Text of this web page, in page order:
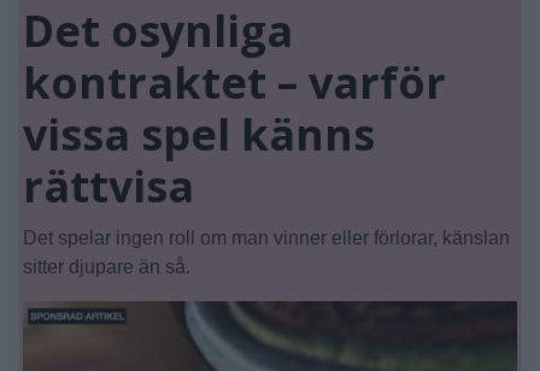
Det osynliga
kontraktet – varför
vissa spel känns
rättvisa
Det spelar ingen roll om man vinner eller förlorar, känslan
sitter djupare än så.